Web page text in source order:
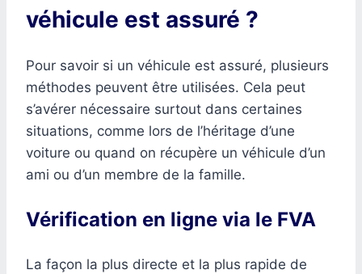
véhicule est assuré ?
Pour savoir si un véhicule est assuré, plusieurs
méthodes peuvent être utilisées. Cela peut
s’avérer nécessaire surtout dans certaines
situations, comme lors de l’héritage d’une
voiture ou quand on récupère un véhicule d’un
ami ou d’un membre de la famille.
Vérification en ligne via le FVA
La façon la plus directe et la plus rapide de